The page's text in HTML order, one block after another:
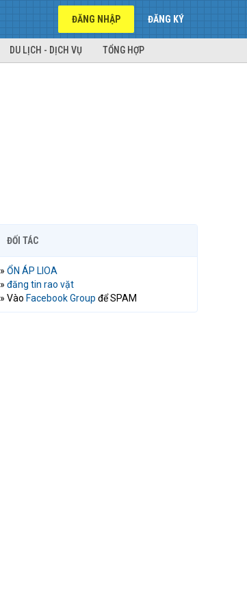
ĐĂNG NHẬP ĐĂNG KÝ
DU LỊCH - DỊCH VỤ TỔNG HỢP
ĐỐI TÁC
» ỔN ÁP LIOA
» đăng tin rao vặt
» Vào Facebook Group để SPAM